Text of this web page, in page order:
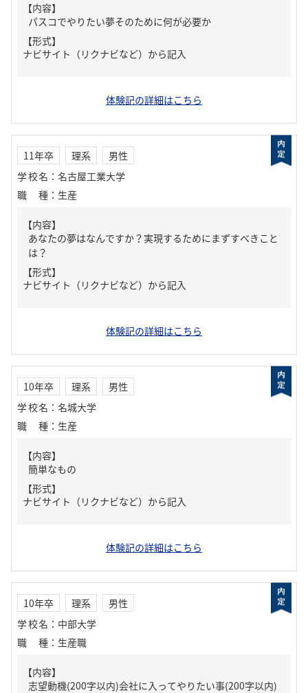
【内容】
パスコでやりたい夢そのために何が必要か
【形式】
ナビサイト（リクナビなど）から記入
体験記の詳細はこちら
11年卒 理系
男性
学校名 ： 名古屋工業大学
職種 ： 生産
【内容】
あなたの夢はなんですか？実現するためにまずすべきこと
は？
【形式】
ナビサイト（リクナビなど）から記入
体験記の詳細はこちら
10年卒 理系
男性
学校名 ： 名城大学
職種 ： 生産
【内容】
簡単なもの
【形式】
ナビサイト（リクナビなど）から記入
体験記の詳細はこちら
10年卒 理系
男性
学校名 ： 中部大学
職種 ： 生産職
【内容】
志望動機(200字以内)会社に入ってやりたい事(200字以内)